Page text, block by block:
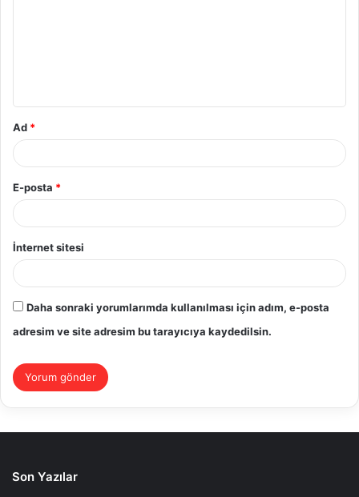
Ad *
E-posta *
İnternet sitesi
Daha sonraki yorumlarımda kullanılması için adım, e-posta
adresim ve site adresim bu tarayıcıya kaydedilsin.
Son Yazılar